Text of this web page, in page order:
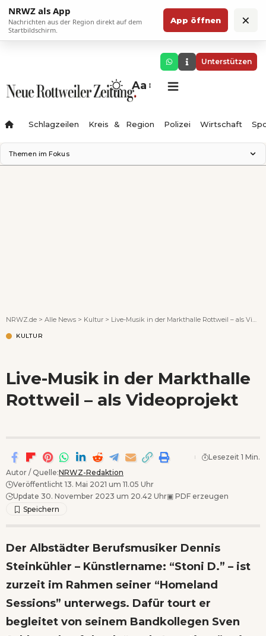
NRWZ als App
Nachrichten aus der Region direkt auf dem
Startbildschirm.
App öffnen ×
Unterstützen
Aa
Schlagzeilen Kreis & Region Polizei Wirtschaft
Themen im Fokus
NRWZ.de > Alle News > Kultur > Live-Musik in der Markthalle Rottweil – als Videoprojekt
KULTUR
Live-Musik in der Markthalle
Rottweil – als Videoprojekt
Autor / Quelle:NRWZ-Redaktion
Veröffentlicht 13. Mai 2021 um 11.05 Uhr
Update 30. November 2023 um 20.42 Uhr▣ PDF erzeugen
Lesezeit 1 Min.
Der Albstädter Berufsmusiker Dennis
Steinkühler – Künstlername: “Stoni D.” – ist
zurzeit im Rahmen seiner “Homeland
Sessions” unterwegs. Dafür tourt er
begleitet von seinem Bandkollegen Sven